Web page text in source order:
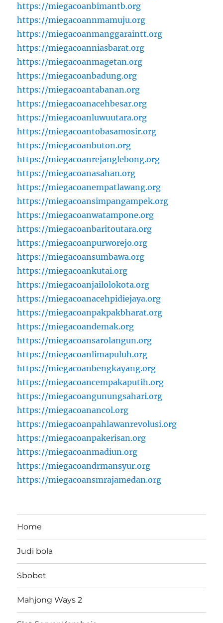
https://miegacoanbimantb.org
https://miegacoannmamuju.org
https://miegacoanmanggaraintt.org
https://miegacoanniasbarat.org
https://miegacoanmagetan.org
https://miegacoanbadung.org
https://miegacoantabanan.org
https://miegacoanacehbesar.org
https://miegacoanluwuutara.org
https://miegacoantobasamosir.org
https://miegacoanbuton.org
https://miegacoanrejanglebong.org
https://miegacoanasahan.org
https://miegacoanempatlawang.org
https://miegacoansimpangampek.org
https://miegacoanwatampone.org
https://miegacoanbaritoutara.org
https://miegacoanpurworejo.org
https://miegacoansumbawa.org
https://miegacoankutai.org
https://miegacoanjailolokota.org
https://miegacoanacehpidiejaya.org
https://miegacoanpakpakbharat.org
https://miegacoandemak.org
https://miegacoansarolangun.org
https://miegacoanlimapuluh.org
https://miegacoanbengkayang.org
https://miegacoancempakaputih.org
https://miegacoangunungsahari.org
https://miegacoanancol.org
https://miegacoanpahlawanrevolusi.org
https://miegacoanpakerisan.org
https://miegacoanmadiun.org
https://miegacoandrmansyur.org
https://miegacoansmrajamedan.org
Home
Judi bola
Sbobet
Mahjong Ways 2